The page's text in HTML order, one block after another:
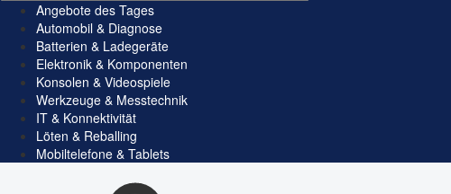
Angebote des Tages
Automobil & Diagnose
Batterien & Ladegeräte
Elektronik & Komponenten
Konsolen & Videospiele
Werkzeuge & Messtechnik
IT & Konnektivität
Löten & Reballing
Mobiltelefone & Tablets